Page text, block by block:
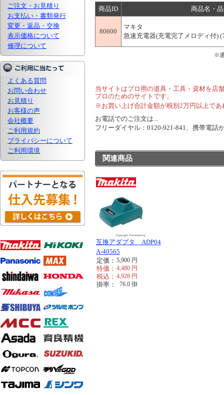
ご注文・お見積り
お支払い・書類発行
変更・返品・交換
表示価格について
修理について
よくある質問
お問い合わせ
お見積り
お客様の声
会社概要
ご利用規約
プライバシーについて
ご利用環境
商品ID 商品名・
80600
マキタ
急速充電器(充電完了メロディ付)
※
当サイトはプロ用の道具・工具・資材を店
プロのためのサイトです。
※お買い上げ合計金額が税別2万円以上で
お電話でのご注文は...
フリーダイヤル：0120-921-841、携帯電
関連商品
互換アダプタ ADP04
A-40565
定価： 5,900 円
特価： 4,480 円
税込： 4,928 円
掛率： 76.0 掛